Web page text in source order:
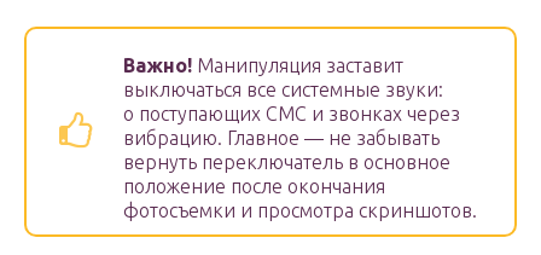
Важно! Манипуляция заставит
выключаться все системные звуки:
о поступающих СМС и звонках через
вибрацию. Главное — не забывать
вернуть переключатель в основное
положение после окончания
фотосъемки и просмотра скриншотов.